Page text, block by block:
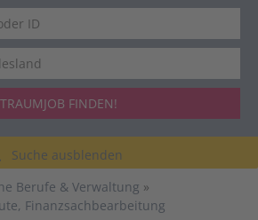
TRAUMJOB FINDEN!
Suche ausblenden
Berufe & Verwaltung
Finanzsachbearbeitung